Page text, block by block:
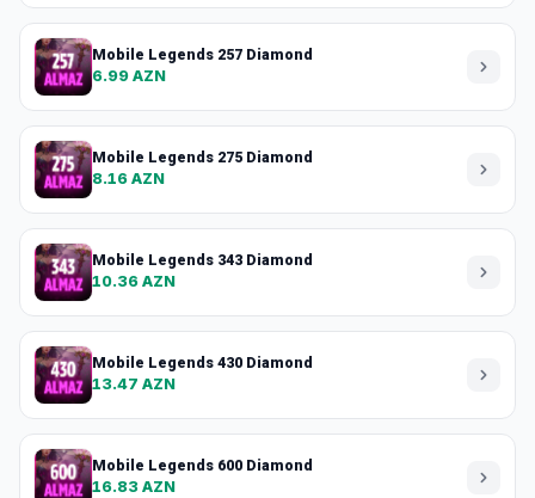
Mobile Legends 257 Diamond
6.99 AZN
Mobile Legends 275 Diamond
8.16 AZN
Mobile Legends 343 Diamond
10.36 AZN
Mobile Legends 430 Diamond
13.47 AZN
Mobile Legends 600 Diamond
16.83 AZN